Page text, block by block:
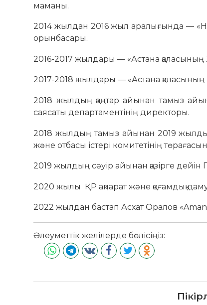
маманы.
2014 жылдан 2016 жыл аралығында —
орынбасары.
2016-2017 жылдары — «Астана
2017-2018 жылдары — «Астана
2018 жылдың қаңтар айынан тамыз
саясаты департаментінің директоры.
2018 жылдың тамыз айынан 2019
және отбасы істері комитетінің
2019 жылдың сәуір айынан қазірге дейін
2020 жылы ҚР ақпарат және қоғамдық
2022 жылдан бастап Асхат Оралов
Әлеуметтік желілерде бөлісіңіз: